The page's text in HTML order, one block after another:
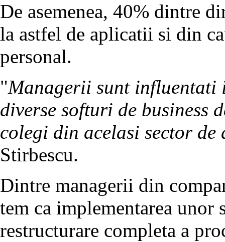
De asemenea, 40% dintre
la astfel de aplicatii si din
personal.
"Managerii sunt influentati
diverse softuri de business
colegi din acelasi sector de
Stirbescu.
Dintre managerii din
tem ca implementarea
restructurare completa a